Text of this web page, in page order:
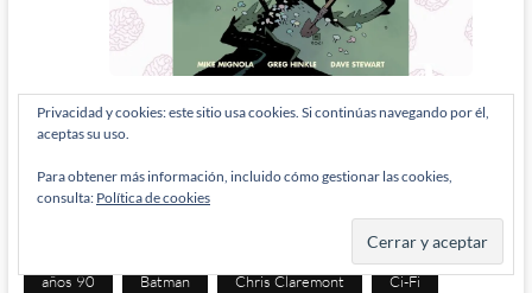
ETIQUETAS
años 80
años 90 Batman Chris Claremont Ci-Fi
Privacidad y cookies: este sitio usa cookies. Si continúas navegando por él,
aceptas su uso.
Para obtener más información, incluido cómo gestionar las cookies,
consulta: Política de cookies